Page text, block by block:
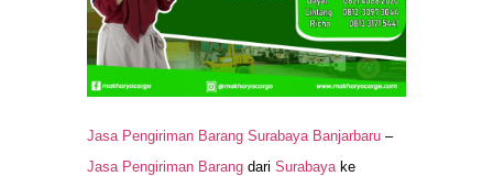
Jasa Pengiriman Barang Surabaya Banjarbaru –
Jasa Pengiriman Barang dari Surabaya ke